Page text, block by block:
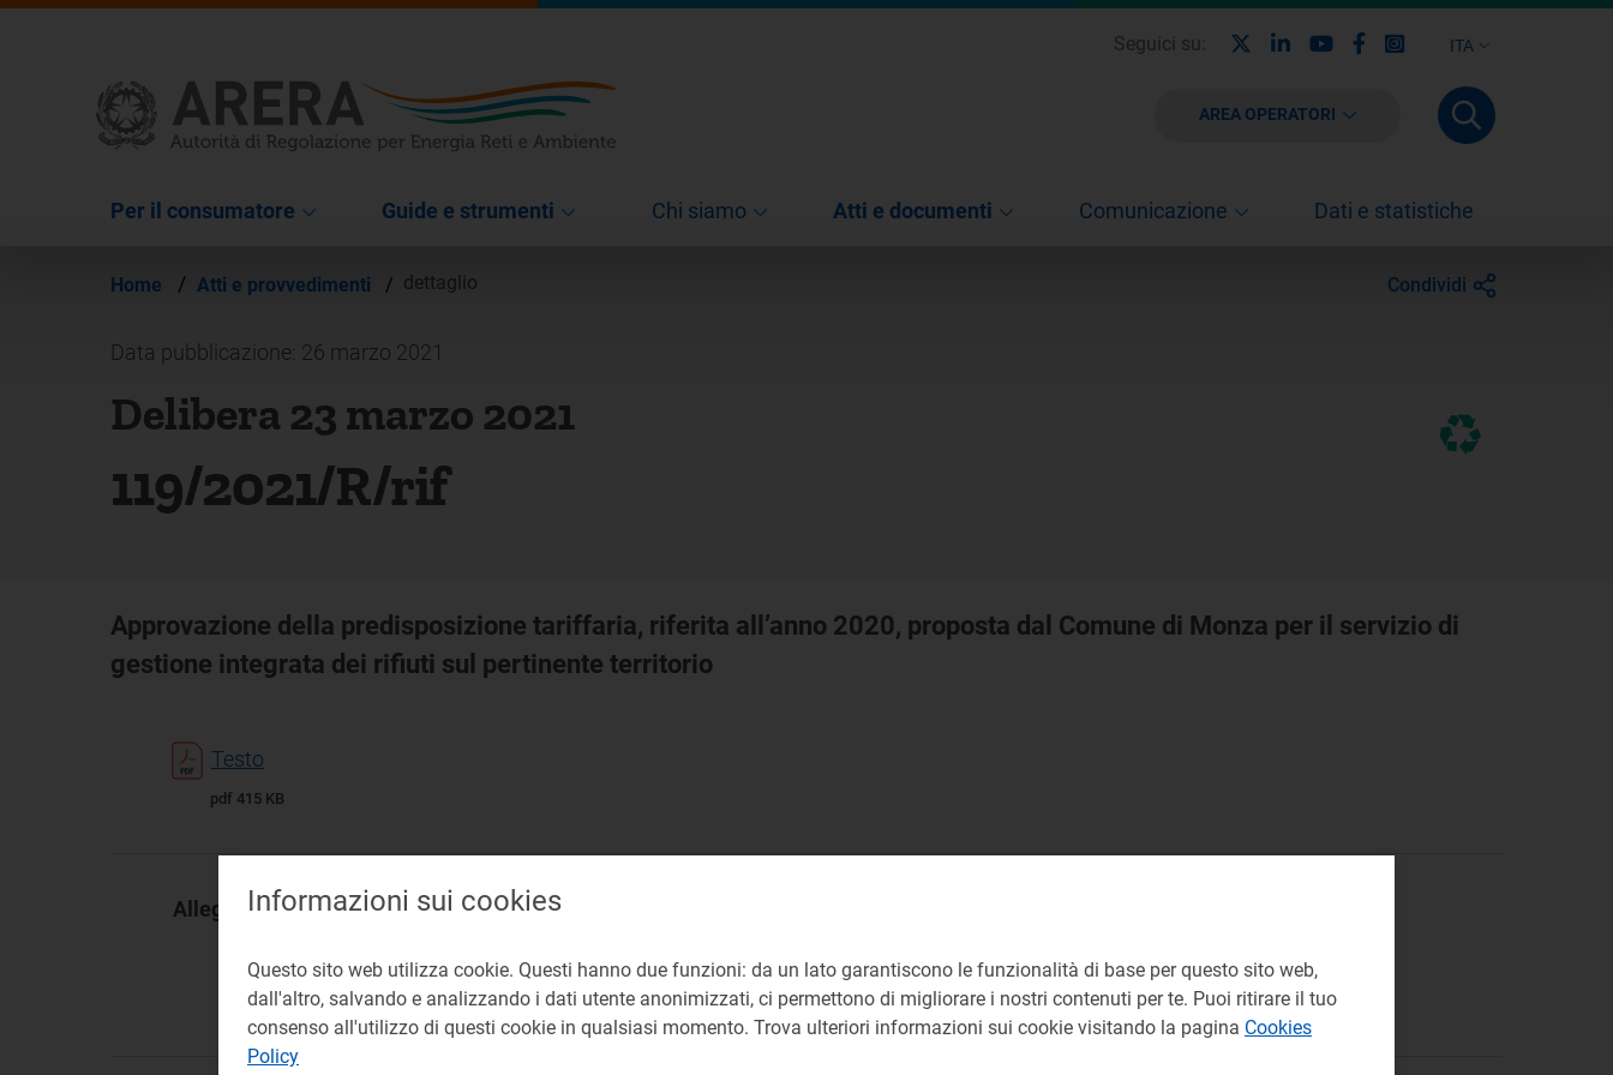
ITA
Seguici su: LinkedinYoutubeFacebook
Instagram
AREA OPERATORI
Per il consumatore Guide e strumenti Chi siamo Atti e documenti Comunicazione Dati e statistiche
Home / Atti e provvedimenti / dettaglio Condividi
Data pubblicazione: 26 marzo 2021
Delibera 23 marzo 2021
119/2021/R/rif
Approvazione della predisposizione tariffaria, riferita all’anno 2020, proposta dal Comune di Monza per il servizio di
gestione integrata dei rifiuti sul pertinente territorio
Testo
pdf 415 KB
Allegati: Allegato A
Informazioni sui cookies
Questo sito web utilizza cookie. Questi hanno due funzioni: da un lato garantiscono le funzionalità di base per questo sito web,
dall'altro, salvando e analizzando i dati utente anonimizzati, ci permettono di migliorare i nostri contenuti per te. Puoi ritirare il tuo
consenso all'utilizzo di questi cookie in qualsiasi momento. Trova ulteriori informazioni sui cookie visitando la pagina Cookies
Policy